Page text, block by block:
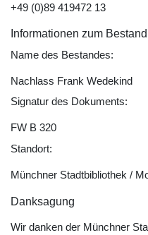
+49 (0)89 419472 13
Informationen zum Bestand
Name des Bestandes:
Nachlass Frank Wedekind
Signatur des Dokuments:
FW B 320
Standort:
Münchner Stadtbibliothek /
Danksagung
Wir danken der Münchner